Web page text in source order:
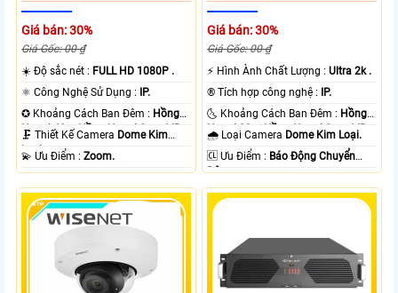
Giá bán: 30%
Giá Gốc: 00 ₫
☀️ Độ sắc nét : FULL HD 1080P .
⚛️ Công Nghệ Sử Dụng :
IP.
✪ Khoảng Cách Ban Đêm : Hồng
Ngoại 40m Hồng Ngoại Smart IR.
🗜️ Thiết Kế Camera Dome Kim
Loại.
️💫 Ưu Điểm :Zoom.
Giá bán: 30%
Giá Gốc: 00 ₫
️⚡ Hình Ành Chất Lượng :Ultra 2k .
®️ Tích hợp công nghệ :
IP.
🌜 Khoảng Cách Ban Đêm : Hồng
Ngoại 20m Hồng Ngoại Smart IR.
🌧️ Loại Camera Dome Kim Loại.
️🆑 Ưu Điểm : Báo Động Chuyển
Động.